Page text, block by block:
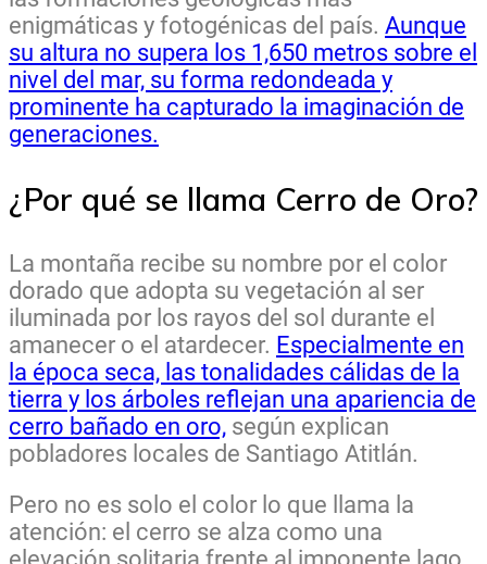
enigmáticas y fotogénicas del país. Aunque
su altura no supera los 1,650 metros sobre el
nivel del mar, su forma redondeada y
prominente ha capturado la imaginación de
generaciones.
¿Por qué se llama Cerro de Oro?
La montaña recibe su nombre por el color
dorado que adopta su vegetación al ser
iluminada por los rayos del sol durante el
amanecer o el atardecer. Especialmente en
la época seca, las tonalidades cálidas de la
tierra y los árboles reflejan una apariencia de
cerro bañado en oro, según explican
pobladores locales de Santiago Atitlán.
Pero no es solo el color lo que llama la
atención: el cerro se alza como una